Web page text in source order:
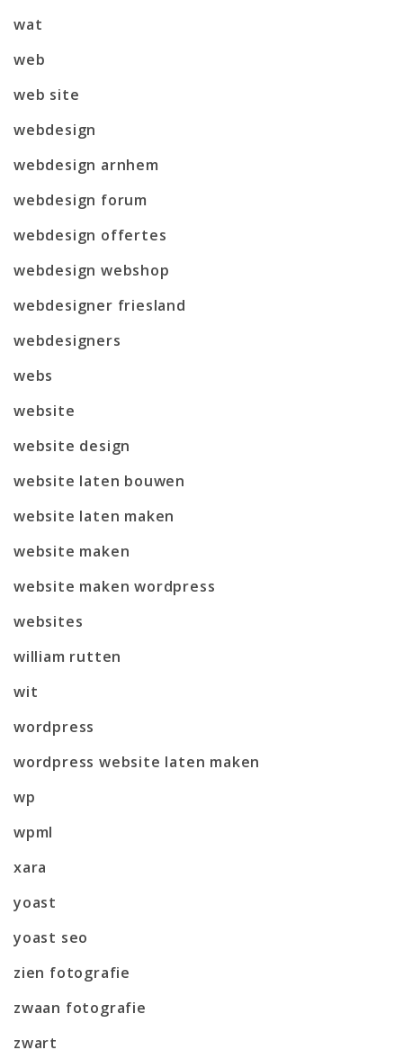
wat
web
web site
webdesign
webdesign arnhem
webdesign forum
webdesign offertes
webdesign webshop
webdesigner friesland
webdesigners
webs
website
website design
website laten bouwen
website laten maken
website maken
website maken wordpress
websites
william rutten
wit
wordpress
wordpress website laten maken
wp
wpml
xara
yoast
yoast seo
zien fotografie
zwaan fotografie
zwart